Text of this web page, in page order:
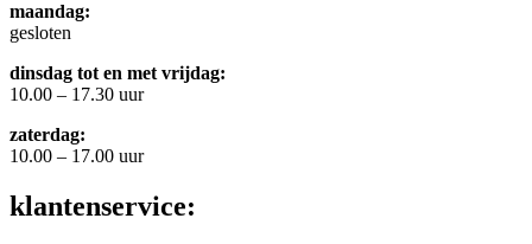
maandag:
gesloten
dinsdag tot en met vrijdag:
10.00 – 17.30 uur
zaterdag:
10.00 – 17.00 uur
klantenservice: